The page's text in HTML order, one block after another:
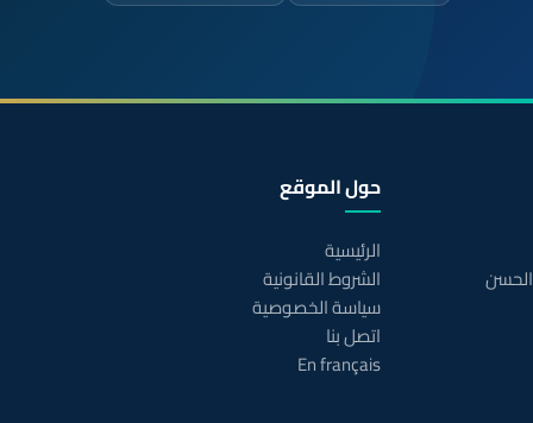
حول الموقع
الرئيسية
الشروط القانونية
سياسة الخصوصية
اتصل بنا
En français